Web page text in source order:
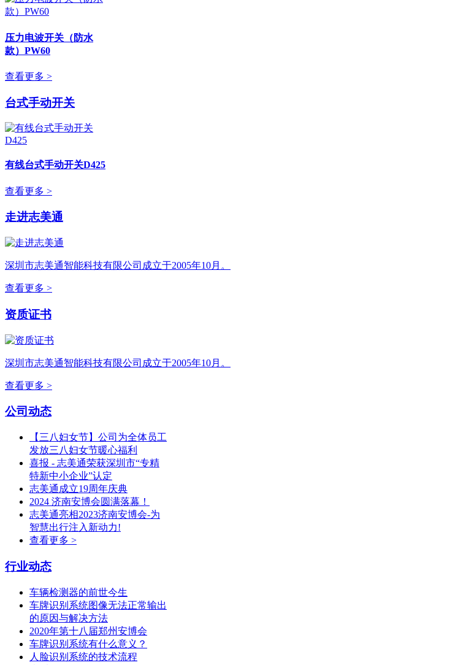
压力电波开关（防水
款）PW60
查看更多 >
台式手动开关
有线台式手动开关D425
查看更多 >
走进志美通
深圳市志美通智能科技有限公司成立于2005年10月。
查看更多 >
资质证书
深圳市志美通智能科技有限公司成立于2005年10月。
查看更多 >
公司动态
【三八妇女节】公司为全体员工
发放三八妇女节暖心福利
喜报 - 志美通荣获深圳市“专精
特新中小企业”认定
志美通成立19周年庆典
2024 济南安博会圆满落幕！
志美通亮相2023济南安博会-为
智慧出行注入新动力!
查看更多 >
行业动态
车辆检测器的前世今生
车牌识别系统图像无法正常输出
的原因与解决方法
2020年第十八届郑州安博会
车牌识别系统有什么意义？
人脸识别系统的技术流程